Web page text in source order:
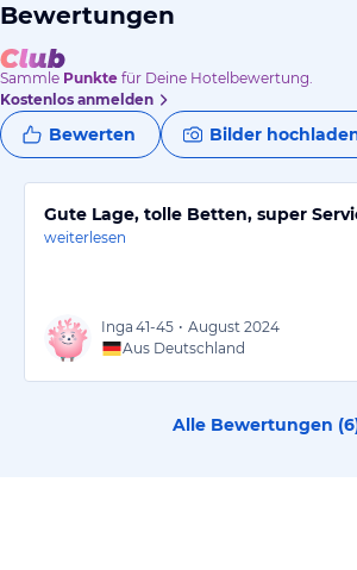
Bewertungen
Sammle Punkte für Deine Hotelbewertung.
Kostenlos anmelden
Bewerten Bilder
Gute Lage, tolle Betten, super
weiterlesen
Inga 41-45 • August 2024
Aus Deutschland
Alle Bewertungen (6